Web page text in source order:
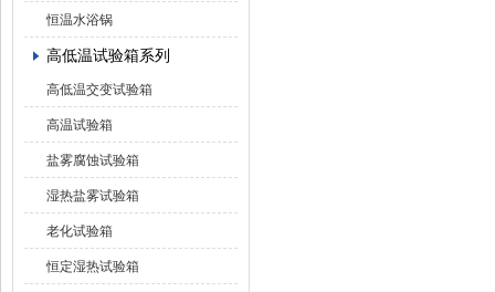
恒温水浴锅
高低温试验箱系列
高低温交变试验箱
高温试验箱
盐雾腐蚀试验箱
湿热盐雾试验箱
老化试验箱
恒定湿热试验箱